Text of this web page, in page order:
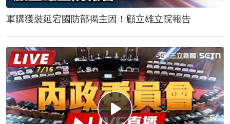
軍購獲裝延宕國防部揭主因！顧立雄立院報告